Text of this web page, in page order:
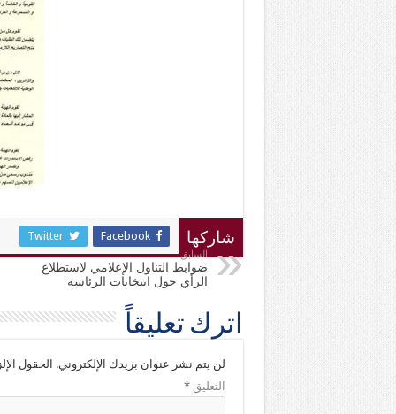
شاركها Facebook
Twitter
السابق
ضوابط التناول الإعلامي لاستطلاع
الرأي حول انتخابات الرئاسة
اترك تعليقاً
لن يتم نشر عنوان بريدك الإلكتروني. الحقول
التعليق*